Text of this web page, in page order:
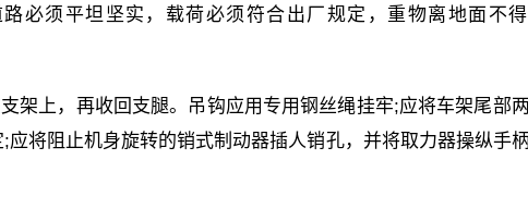
必须平坦坚实，载荷必须符合出厂规定，重物离地面不
架上，再收回支腿。吊钩应用专用钢丝绳挂牢;应将车架尾部
将阻止机身旋转的销式制动器插人销孔，并将取力器操纵手